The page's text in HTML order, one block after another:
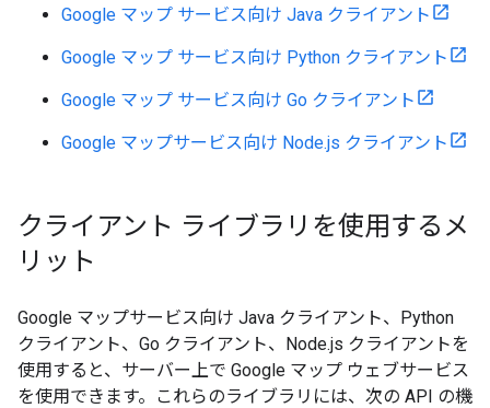
Google マップ サービス向け Java クライアント
Google マップ サービス向け Python クライアント
Google マップ サービス向け Go クライアント
Google マップサービス向け Node.js クライアント
クライアント ライブラリを使用するメ
リット
Google マップサービス向け Java クライアント、Python
クライアント、Go クライアント、Node.js クライアントを
使用すると、サーバー上で Google マップ ウェブサービス
を使用できます。これらのライブラリには、次の API の機